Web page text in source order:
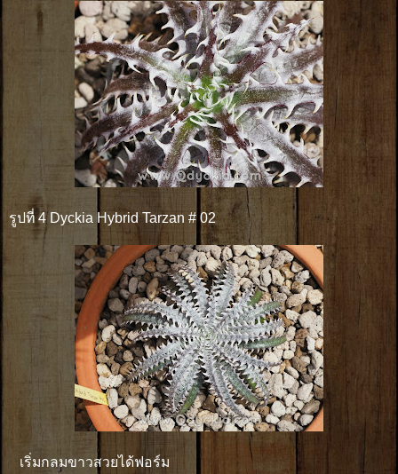
รูปที่ 4 Dyckia Hybrid Tarzan # 02
เริ่มกลมขาวสวยได้ฟอร์ม